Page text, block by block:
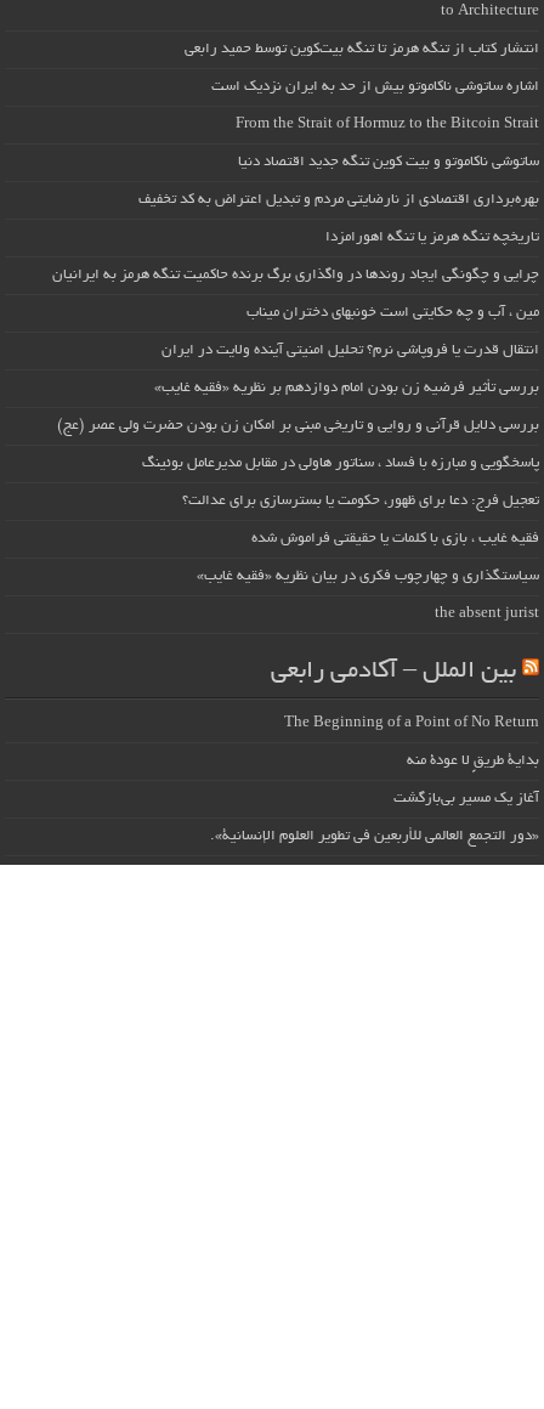
to Architecture
انتشار کتاب از تنگه هرمز تا تنگه بیت‌کوین توسط حمید رابعی
اشاره ساتوشی ناکاموتو بیش از حد به ایران نزدیک است
From the Strait of Hormuz to the Bitcoin Strait
ساتوشی ناکاموتو و بیت کوین تنگه جدید اقتصاد دنیا
بهره‌برداری اقتصادی از نارضایتی مردم و تبدیل اعتراض به کد تخفیف
تاریخچه تنگه هرمز یا تنگه اهورامزدا
چرایی و چگونگی ایجاد روندها در واگذاری برگ برنده حاکمیت تنگه هرمز به ایرانیان
مین ، آب و چه حکایتی است خونبهای دختران میناب
انتقال قدرت یا فروپاشی نرم؟ تحلیل امنیتی آینده ولایت در ایران
بررسی تأثیر فرضیه زن بودن امام دوازدهم بر نظریه «فقیه غایب»
بررسی دلایل قرآنی و روایی و تاریخی مبنی بر امکان زن بودن حضرت ولی عصر (عج)
پاسخگویی و مبارزه با فساد ، سناتور هاولی در مقابل مدیرعامل بوئینگ
تعجیل فرج: دعا برای ظهور، حکومت یا بسترسازی برای عدالت؟
فقیه غایب ، بازی با کلمات یا حقیقتی فراموش شده
سیاستگذاری و چهارچوب فکری در بیان نظریه «فقیه غایب»
the absent jurist
بین الملل – آکادمی رابعی
The Beginning of a Point of No Return
بداية طريقٍ لا عودة منه
آغاز یک مسیر بی‌بازگشت
«دور التجمع العالمي للأربعين في تطوير العلوم الإنسانية».